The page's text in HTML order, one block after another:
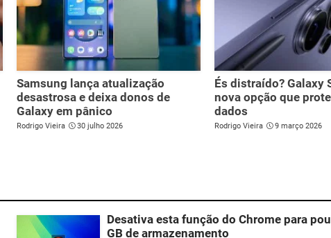
Samsung lança atualização
desastrosa e deixa donos de
Galaxy em pânico
Rodrigo Vieira 30 julho 2026
És distraído? Galaxy
nova opção que
dados
Rodrigo Vieira 9 março 2026
Desativa esta função do Chrome para
GB de armazenamento